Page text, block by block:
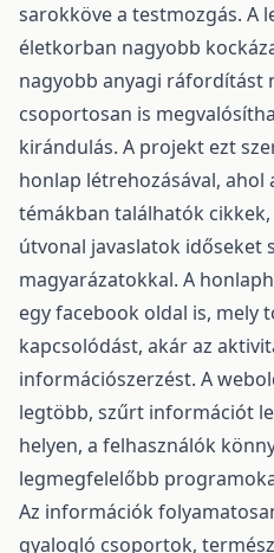
sarokköve a testmozgás. A
életkorban nagyobb
nagyobb anyagi ráfordítást
csoportosan is
kirándulás. A projekt ezt
honlap létrehozásával, ahol
témákban találhatók
útvonal javaslatok időseket
magyarázatokkal. A
egy facebook oldal is, mely
kapcsolódást, akár az
információszerzést. A
legtöbb, szűrt információt
helyen, a felhasználók
legmegfelelőbb
Az információk
gyalogló csoportok,